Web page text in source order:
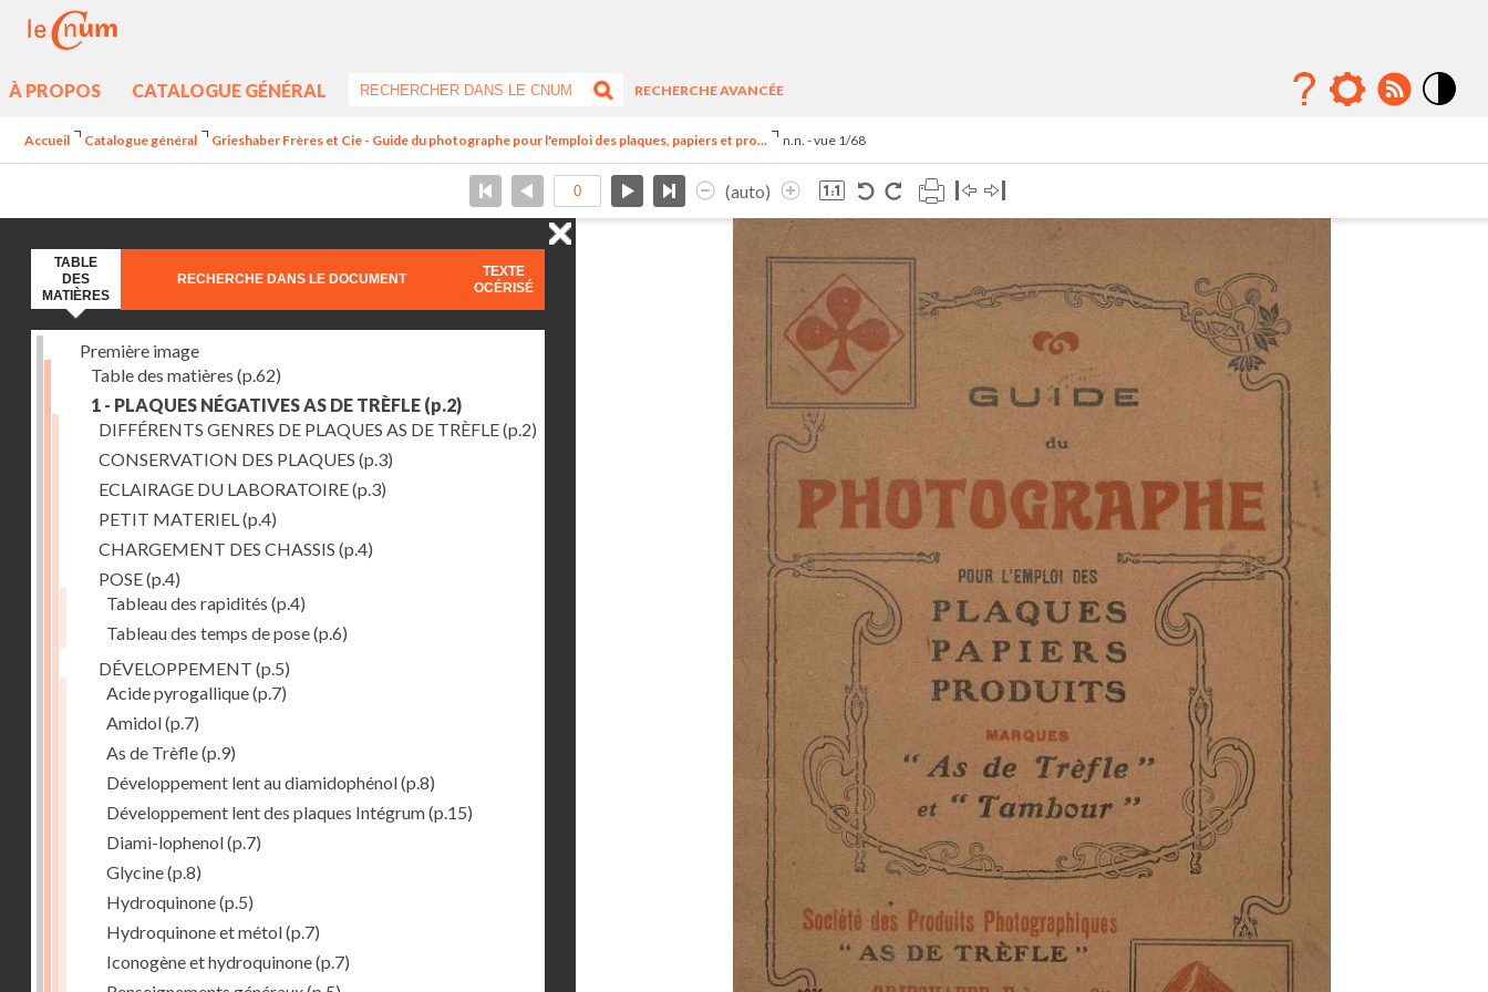
À PROPOS CATALOGUE GÉNÉRAL
RECHERCHE AVANCÉE
Accueil Catalogue général Grieshaber Frères et Cie - Guide du photographe pour l'emploi des plaques, papiers et pro... n.n. - vue 1/68
(auto)
TABLE
DES
MATIÈRES
RECHERCHE DANS LE DOCUMENT
TEXTE
OCÉRISÉ
Première image
Table des matières (p.62)
1 - PLAQUES NÉGATIVES AS DE TRÈFLE (p.2)
DIFFÉRENTS GENRES DE PLAQUES AS DE TRÈFLE(p.2)
CONSERVATION DES PLAQUES (p.3)
ECLAIRAGE DU LABORATOIRE(p.3)
PETIT MATERIEL(p.4)
CHARGEMENT DES CHASSIS (p.4)
POSE(p.4)
Tableau des rapidités (p.4)
Tableau des temps de pose(p.6)
DÉVELOPPEMENT (p.5)
Acide pyrogallique(p.7)
Amidol(p.7)
As de Trèfle(p.9)
Développement lent au diamidophénol(p.8)
Développement lent des plaques Intégrum(p.15)
Diami-lophenol(p.7)
Glycine(p.8)
Hydroquinone(p.5)
Hydroquinone et métol(p.7)
Iconogène et hydroquinone(p.7)